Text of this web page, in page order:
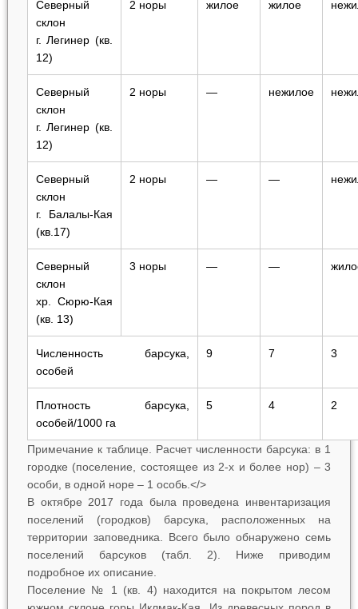
Северный
склон
г. Легинер (кв.
12)
2 норы жилое жилое
Северный
склон
г. Легинер (кв.
12)
2 норы — нежилое
Северный
склон
г. Балалы-Кая
(кв.17)
2 норы — —
Северный
склон
хр. Сюрю-Кая
(кв. 13)
3 норы — —
Численность барсука,
особей
9 7 3
Плотность барсука,
особей/1000 га
5 4 2
Примечание к таблице. Расчет численности барсука: в 1
городке (поселение, состоящее из 2-х и более нор) – 3
особи, в одной норе – 1 особь.</>
В октябре 2017 года была проведена инвентаризация
поселений (городков) барсука, расположенных на
территории заповедника. Всего было обнаружено семь
поселений барсуков (табл. 2). Ниже приводим
подробное их описание.
Поселение № 1 (кв. 4) находится на покрытом лесом